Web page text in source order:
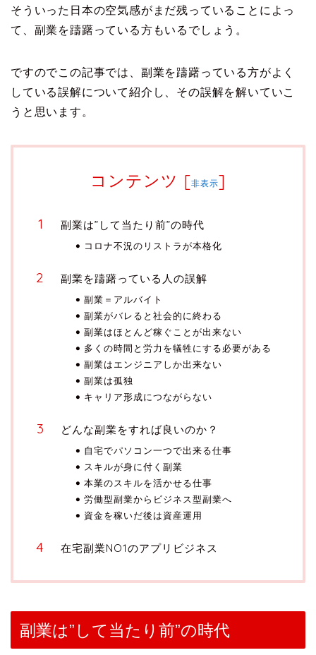
そういった日本の空気感がまだ残っていることによっ
て、副業を躊躇っている方もいるでしょう。
ですのでこの記事では、副業を躊躇っている方がよく
している誤解について紹介し、その誤解を解いていこ
うと思います。
コンテンツ [非表示]
副業は”して当たり前”の時代
コロナ不況のリストラが本格化
副業を躊躇っている人の誤解
副業＝アルバイト
副業がバレると社会的に終わる
副業はほとんど稼ぐことが出来ない
多くの時間と労力を犠牲にする必要がある
副業はエンジニアしか出来ない
副業は孤独
キャリア形成につながらない
どんな副業をすれば良いのか？
自宅でパソコン一つで出来る仕事
スキルが身に付く副業
本業のスキルを活かせる仕事
労働型副業からビジネス型副業へ
資金を稼いだ後は資産運用
在宅副業NO1のアプリビジネス
副業は”して当たり前”の時代